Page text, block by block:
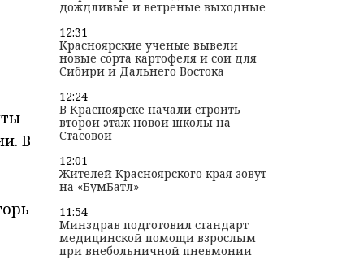
В
дождливые и ветреные выходные
12:31
Красноярские ученые вывели
новые сорта картофеля и сои для
Сибири и Дальнего Востока
12:24
В Красноярске начали строить
второй этаж новой школы на
Стасовой
12:01
Жителей Красноярского края зовут
на «БумБатл»
11:54
Минздрав подготовил стандарт
медицинской помощи взрослым
при внебольничной пневмонии